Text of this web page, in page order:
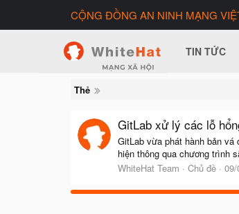
CỘNG ĐỒNG AN NINH MẠNG
TIN TỨC
Thẻ
GitLab xử lý các lỗ
GitLab vừa phát hành bản
hiện thông qua chương trình
WhiteHat Team
Chủ đề